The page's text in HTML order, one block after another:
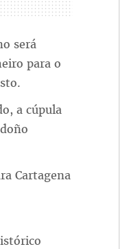
será
para o
a cúpula
Cartagena